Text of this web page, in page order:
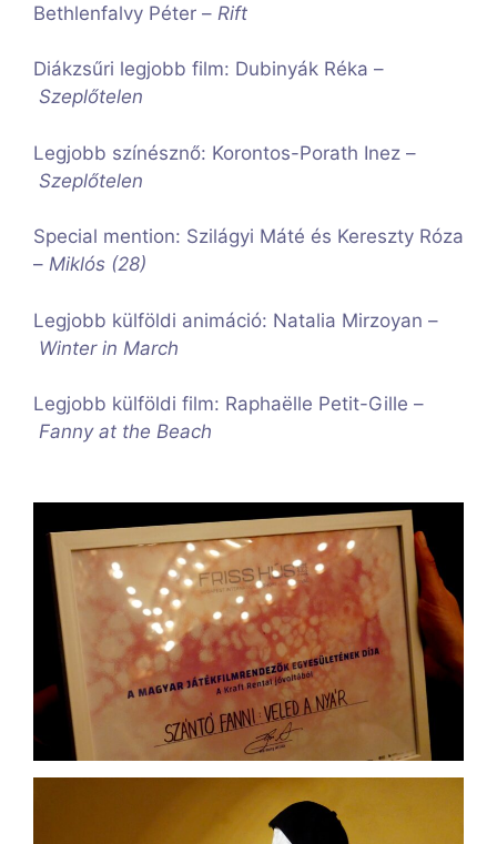
Bethlenfalvy Péter – Rift
Diákzsűri legjobb film: Dubinyák Réka –
Szeplőtelen
Legjobb színésznő: Korontos-Porath Inez –
Szeplőtelen
Special mention: Szilágyi Máté és Kereszty Róza
– Miklós (28)
Legjobb külföldi animáció: Natalia Mirzoyan –
Winter in March
Legjobb külföldi film: Raphaëlle Petit-Gille –
Fanny at the Beach